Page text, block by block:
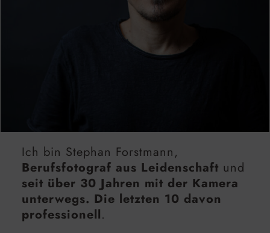
Ich bin Stephan Forstmann,
Berufsfotograf aus Leidenschaft und
seit über 30 Jahren mit der Kamera
unterwegs. Die letzten 10 davon
professionell.